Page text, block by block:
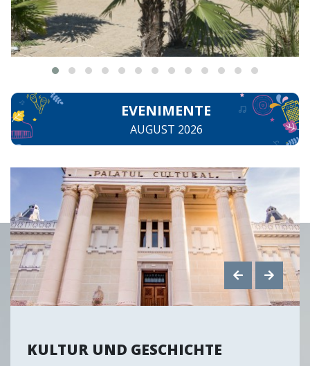
EVENIMENTE
AUGUST 2026
KULTUR UND GESCHICHTE